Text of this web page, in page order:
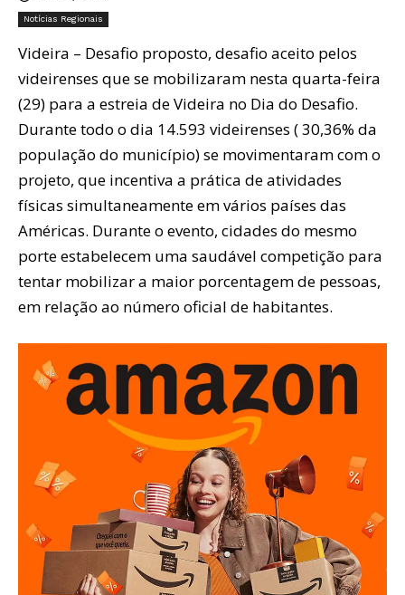
Notícias Regionais
Videira – Desafio proposto, desafio aceito pelos
videirenses que se mobilizaram nesta quarta-feira
(29) para a estreia de Videira no Dia do Desafio.
Durante todo o dia 14.593 videirenses ( 30,36% da
população do município) se movimentaram com o
projeto, que incentiva a prática de atividades
físicas simultaneamente em vários países das
Américas. Durante o evento, cidades do mesmo
porte estabelecem uma saudável competição para
tentar mobilizar a maior porcentagem de pessoas,
em relação ao número oficial de habitantes.